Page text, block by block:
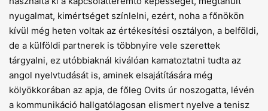
nyugalmat, kimértséget színlelni, ezért, noha a főnökön
kívül még heten voltak az értékesítési osztályon, a belföldi,
de a külföldi partnerek is többnyire vele szerettek
tárgyalni, ez utóbbiaknál kiválóan kamatoztatni tudta az
angol nyelvtudását is, aminek elsajátítására még
kölyökkorában az apja, de főleg Ovits úr noszogatta, lévén
a kommunikáció hallgatólagosan elismert nyelve a tenisz